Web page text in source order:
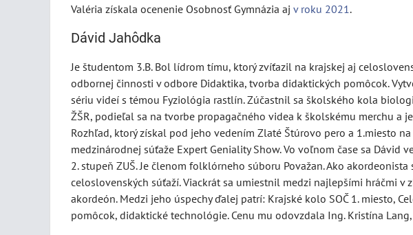
Valéria získala ocenenie Osobnosť Gymnázia aj v roku 2021.
Dávid Jahôdka
Je študentom 3.B. Bol lídrom tímu, ktorý zvíťazil na krajskej aj
odbornej činnosti v odbore Didaktika, tvorba didaktických pomôcok.
sériu videí s témou Fyziológia rastlín. Zúčastnil sa školského kola
ŽŠR, podieľal sa na tvorbe propagačného videa k školskému merchu a
Rozhľad, ktorý získal pod jeho vedením Zlaté Štúrovo pero a 1.miesto na
medzinárodnej súťaže Expert Geniality Show. Vo voľnom čase sa Dávid
2. stupeň ZUŠ. Je členom folklórneho súboru Považan. Ako akordeonista
celoslovenských súťaží. Viackrát sa umiestnil medzi najlepšími hráčmi v
akordeón. Medzi jeho úspechy ďalej patrí: Krajské kolo SOČ 1. miesto,
pomôcok, didaktické technológie. Cenu mu odovzdala Ing. Kristína